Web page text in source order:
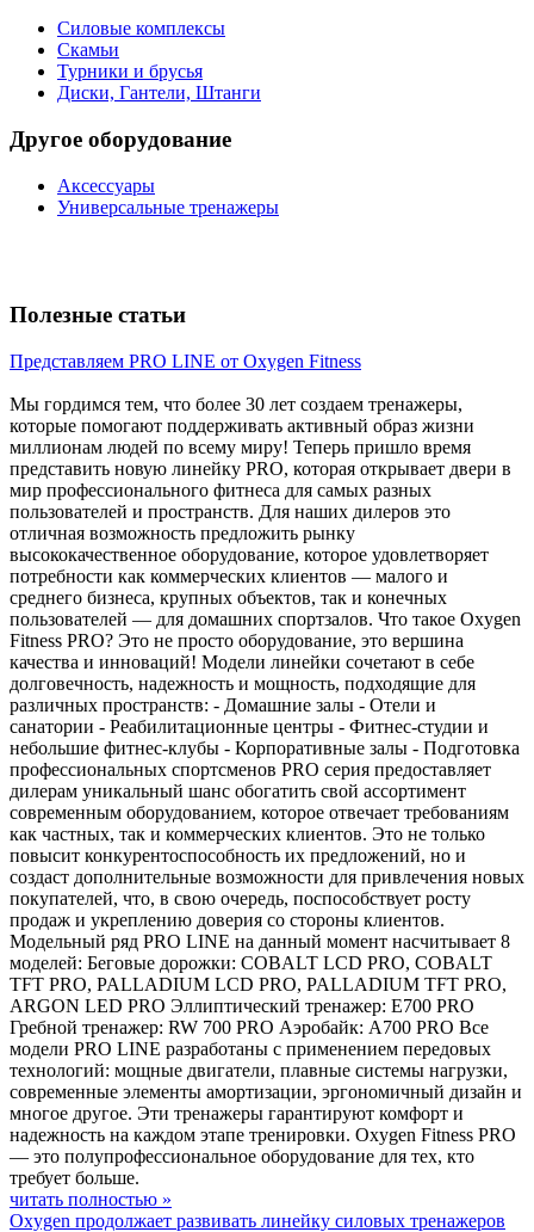
Силовые комплексы
Скамьи
Турники и брусья
Диски, Гантели, Штанги
Другое оборудование
Аксессуары
Универсальные тренажеры
Полезные статьи
Представляем PRO LINE от Oxygen Fitness
Мы гордимся тем, что более 30 лет создаем тренажеры,
которые помогают поддерживать активный образ жизни
миллионам людей по всему миру! Теперь пришло время
представить новую линейку PRO, которая открывает двери в
мир профессионального фитнеса для самых разных
пользователей и пространств. Для наших дилеров это
отличная возможность предложить рынку
высококачественное оборудование, которое удовлетворяет
потребности как коммерческих клиентов — малого и
среднего бизнеса, крупных объектов, так и конечных
пользователей — для домашних спортзалов. Что такое Oxygen
Fitness PRO? Это не просто оборудование, это вершина
качества и инноваций! Модели линейки сочетают в себе
долговечность, надежность и мощность, подходящие для
различных пространств: - Домашние залы - Отели и
санатории - Реабилитационные центры - Фитнес-студии и
небольшие фитнес-клубы - Корпоративные залы - Подготовка
профессиональных спортсменов PRO серия предоставляет
дилерам уникальный шанс обогатить свой ассортимент
современным оборудованием, которое отвечает требованиям
как частных, так и коммерческих клиентов. Это не только
повысит конкурентоспособность их предложений, но и
создаст дополнительные возможности для привлечения новых
покупателей, что, в свою очередь, поспособствует росту
продаж и укреплению доверия со стороны клиентов.
Модельный ряд PRO LINE на данный момент насчитывает 8
моделей: Беговые дорожки: COBALT LCD PRO, COBALT
TFT PRO, PALLADIUM LCD PRO, PALLADIUM TFT PRO,
ARGON LED PRO Эллиптический тренажер: E700 PRO
Гребной тренажер: RW 700 PRO Аэробайк: A700 PRO Все
модели PRO LINE разработаны с применением передовых
технологий: мощные двигатели, плавные системы нагрузки,
современные элементы амортизации, эргономичный дизайн и
многое другое. Эти тренажеры гарантируют комфорт и
надежность на каждом этапе тренировки. Oxygen Fitness PRO
— это полупрофессиональное оборудование для тех, кто
требует больше.
читать полностью »
Oxygen продолжает развивать линейку силовых тренажеров